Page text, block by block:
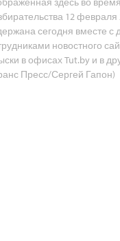
12 февраля
сегодня вместе с
новостного
в офисах Tut.by и в
Пресс/Сергей Гапон)